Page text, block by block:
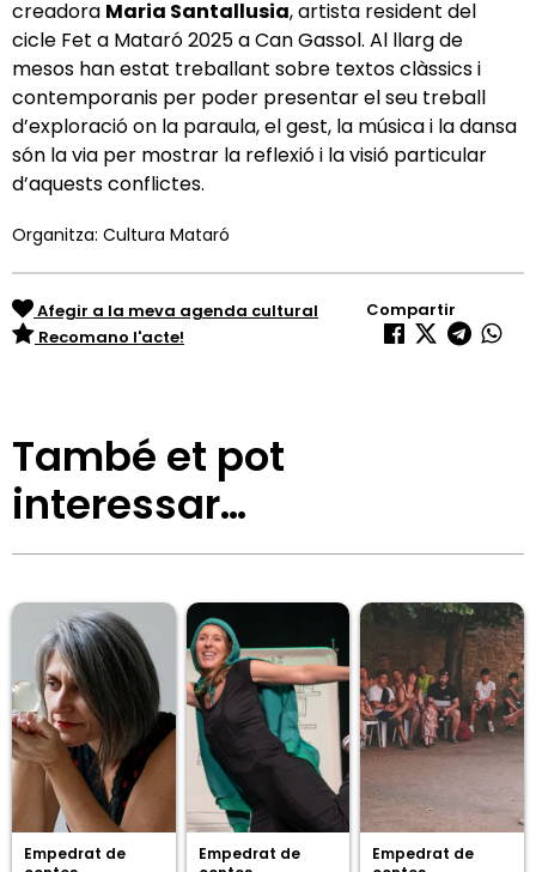
creadora Maria Santallusia, artista resident del
cicle Fet a Mataró 2025 a Can Gassol. Al llarg de
mesos han estat treballant sobre textos clàssics i
contemporanis per poder presentar el seu treball
d’exploració on la paraula, el gest, la música i la dansa
són la via per mostrar la reflexió i la visió particular
d’aquests conflictes.
Organitza: Cultura Mataró
Afegir a la meva agenda cultural
Recomano l'acte!
Compartir
També et pot
interessar…
Empedrat de
Empedrat de
Empedrat de